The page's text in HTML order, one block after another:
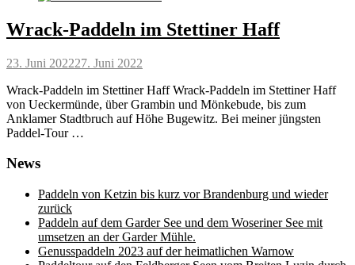
Wrack-Paddeln im Stettiner Haff
Posted
23. Juni 202227. Juni 2022
Wrack-Paddeln im Stettiner Haff Wrack-Paddeln im Stettiner Haff
von Ueckermünde, über Grambin und Mönkebude, bis zum
Anklamer Stadtbruch auf Höhe Bugewitz. Bei meiner jüngsten
Paddel-Tour …
News
Paddeln von Ketzin bis kurz vor Brandenburg und wieder
zurück
Paddeln auf dem Garder See und dem Woseriner See mit
umsetzen an der Garder Mühle.
Genusspaddeln 2023 auf der heimatlichen Warnow